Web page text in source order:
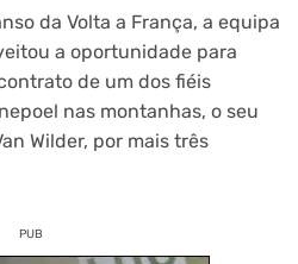
da Volta a França, a equipa
a oportunidade para
de um dos fiéis
nas montanhas, o seu
Wilder, por mais três
PUB